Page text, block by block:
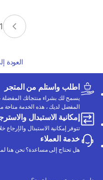
1
العودة
اطلب واستلم من المتجر
يسمح لك بشراء منتجاتك المفضلة
المفضل لديك ، هذه الخدمة متاحة
إمكانية الاستبدال
تتوفر إمكانية الاستبدال والإرجاع خلال 60
خدمة العملاء
هل تحتاج إلى مساعدة؟ نحن هنا